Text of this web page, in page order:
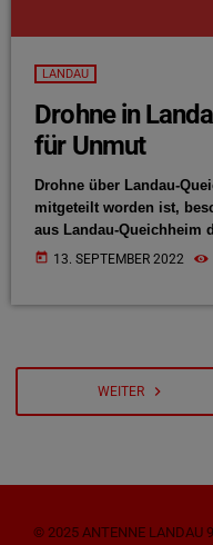
LANDAU
Drohne in
für Unmut
Drohne über Landau-
mitgeteilt worden ist,
aus Landau-Queichheim
Privatgrundstücke fliege.
solchen Fällen auch an
Queichheim wenden, so
today 13. SEPTEMBER 2022
WEITER navigate_next
© 2025 ANTENNE LANDAU